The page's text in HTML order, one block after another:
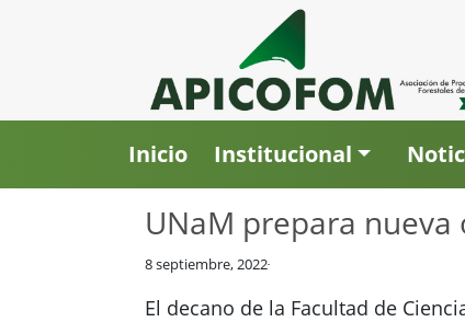
Inicio Institucional
UNaM prepara
8 septiembre, 2022
El decano de la Facultad de